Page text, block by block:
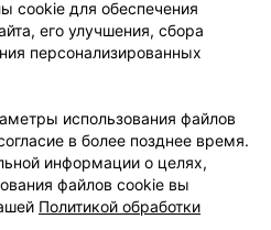
Партнеры
103.by
настройки cookie
данных
cookie для обеспечения
его улучшения, сбора
персонализированных
использования файлов
в более позднее время.
информации о целях,
файлов cookie вы
Политикой обработки